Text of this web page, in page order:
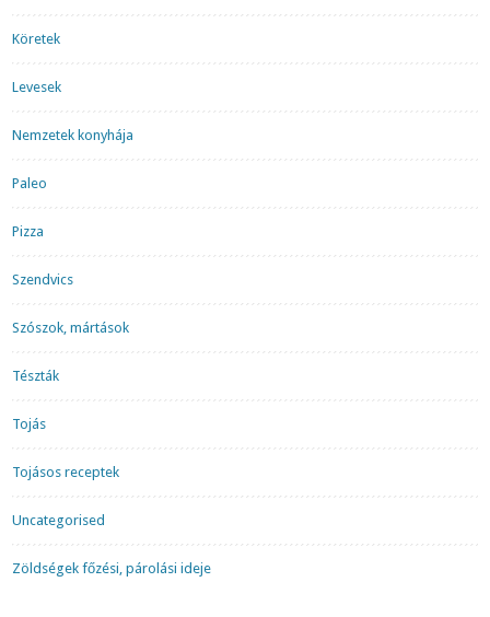
Köretek
Levesek
Nemzetek konyhája
Paleo
Pizza
Szendvics
Szószok, mártások
Tészták
Tojás
Tojásos receptek
Uncategorised
Zöldségek főzési, párolási ideje